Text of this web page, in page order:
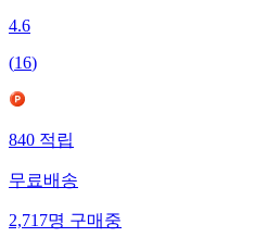
4.6
(16)
840적립
무료배송
2,717명구매중